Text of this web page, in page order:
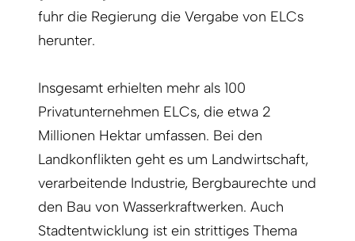
fuhr die Regierung die Vergabe von ELCs
herunter.
Insgesamt erhielten mehr als 100
Privatunternehmen ELCs, die etwa 2
Millionen Hektar umfassen. Bei den
Landkonflikten geht es um Landwirtschaft,
verarbeitende Industrie, Bergbaurechte und
den Bau von Wasserkraftwerken. Auch
Stadtentwicklung ist ein strittiges Thema